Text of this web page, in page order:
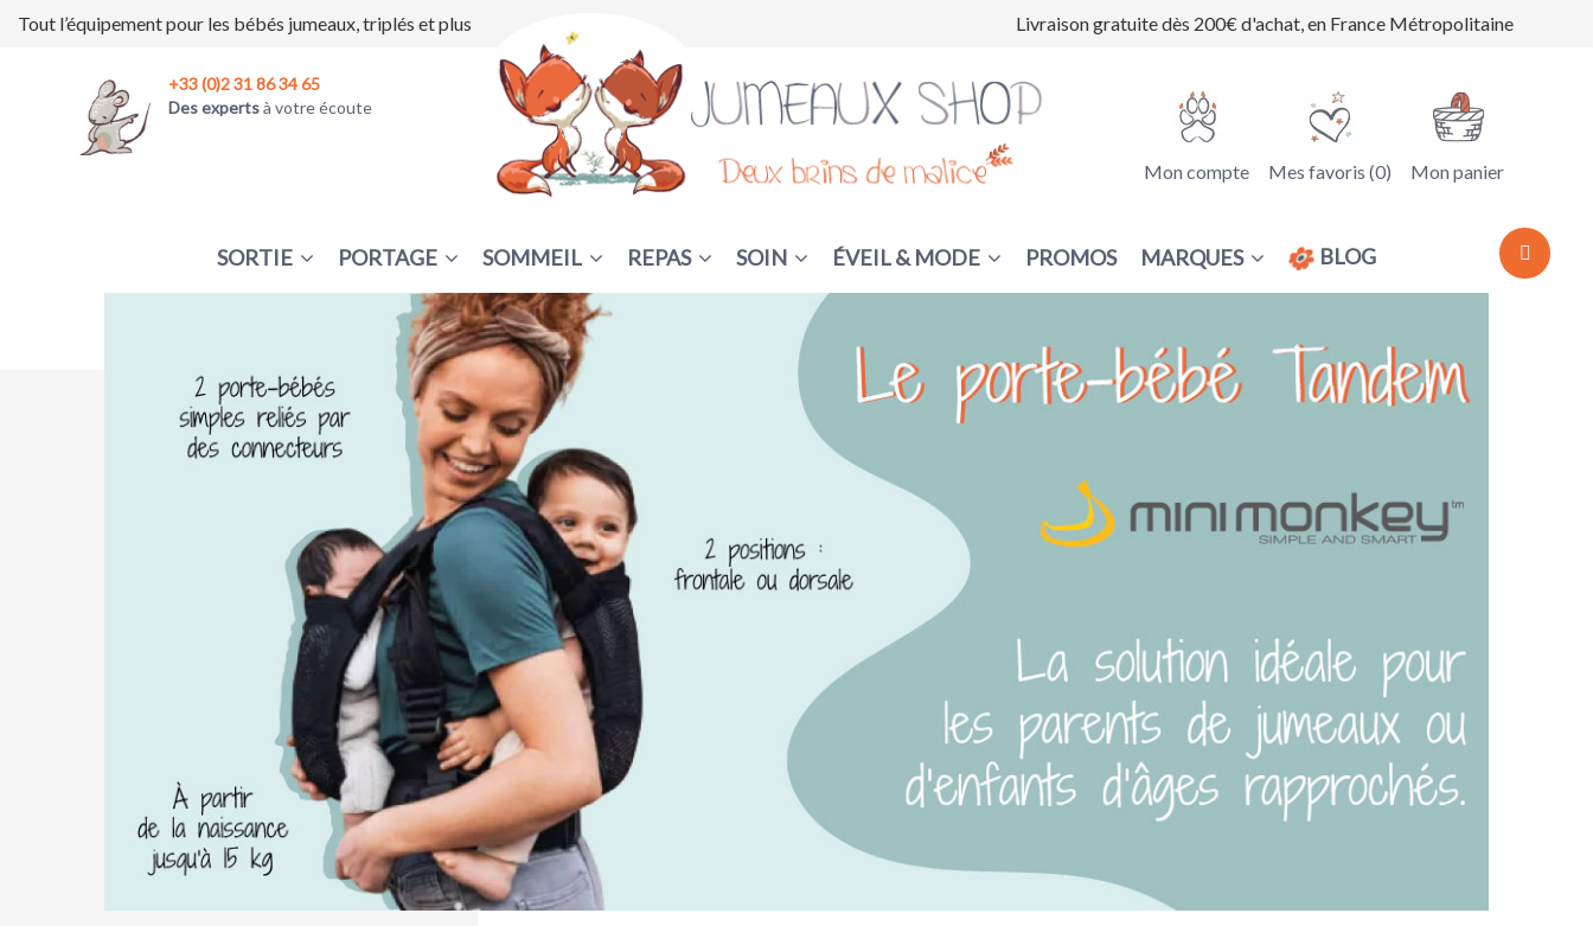
Tout l’équipement pour les bébés jumeaux, triplés et plus Livraison gratuite dès 200€ d'achat, en France Métropolitaine
Mon compte Mes favoris (0) Mon panier
+33 (0)2 31 86 34 65
Des expertsà votre écoute
SORTIE PORTAGE SOMMEIL REPAS SOIN ÉVEIL & MODE PROMOS MARQUES BLOG